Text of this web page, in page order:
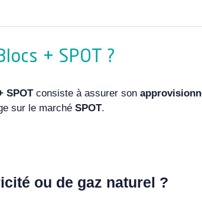
+ SPOT ?
SPOTconsiste à assurer son
sur le marché SPOT.
ou de gaz naturel ?